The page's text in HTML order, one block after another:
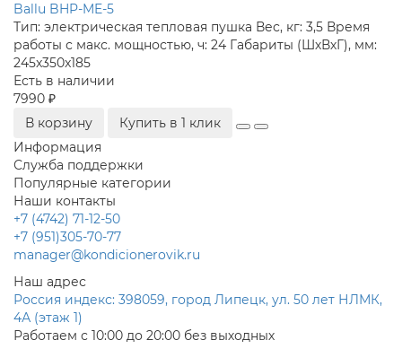
Ballu BHP-ME-5
Тип: электрическая тепловая пушка Вес, кг: 3,5 Время
работы с макс. мощностью, ч: 24 Габариты (ШхВхГ), мм:
245x350x185
Есть в наличии
7990 ₽
В корзину
Купить в 1 клик
Информация
Служба поддержки
Популярные категории
Наши контакты
+7 (4742) 71-12-50
+7 (951)305-70-77
manager@kondicionerovik.ru
Наш адрес
Россия индекс: 398059, город Липецк, ул. 50 лет НЛМК,
4А (этаж 1)
Работаем с 10:00 до 20:00 без выходных